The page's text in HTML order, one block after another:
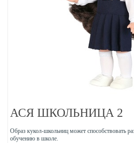
АСЯ ШКОЛЬНИЦА 2
Образ кукол-школьниц может способствовать
обучению в школе.